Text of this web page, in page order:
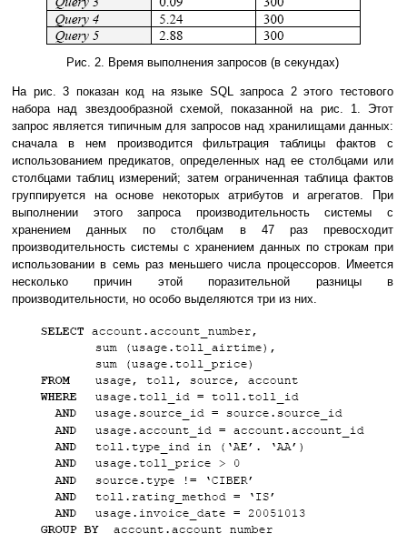
Рис. 2. Время выполнения запросов (в секундах)
На рис. 3 показан код на языке SQL запроса 2 этого тестового
набора над звездообразной схемой, показанной на рис. 1. Этот
запрос является типичным для запросов над хранилищами данных:
сначала в нем производится фильтрация таблицы фактов с
использованием предикатов, определенных над ее столбцами или
столбцами таблиц измерений; затем ограниченная таблица фактов
группируется на основе некоторых атрибутов и агрегатов. При
выполнении этого запроса производительность системы с
хранением данных по столбцам в 47 раз превосходит
производительность системы с хранением данных по строкам при
использовании в семь раз меньшего числа процессоров. Имеется
несколько причин этой поразительной разницы в
производительности, но особо выделяются три из них.